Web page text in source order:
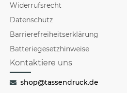
Widerrufsrecht
Datenschutz
Barrierefreiheitserklärung
Batteriegesetzhinweise
Kontaktiere uns
shop@tassendruck.de